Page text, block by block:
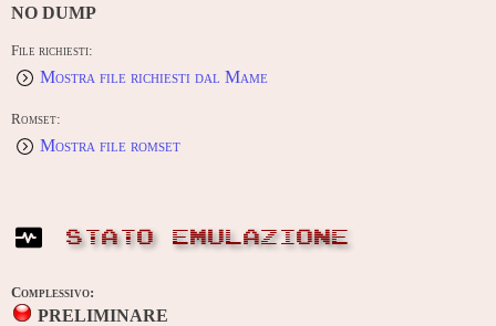
NO DUMP
File richiesti:
Mostra file richiesti dal Mame
Romset:
Mostra file romset
STATO EMULAZIONE
Complessivo:
PRELIMINARE